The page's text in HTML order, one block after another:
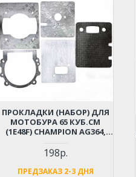
ПРОКЛАДКИ (НАБОР) ДЛЯ
МОТОБУРА 65 КУБ.СМ
(1E48F) CHAMPION AG364,
HUTER GGD-62; ADA DRILL 7
(064112710)
198р.
ПРЕДЗАКАЗ 2-3 ДНЯ